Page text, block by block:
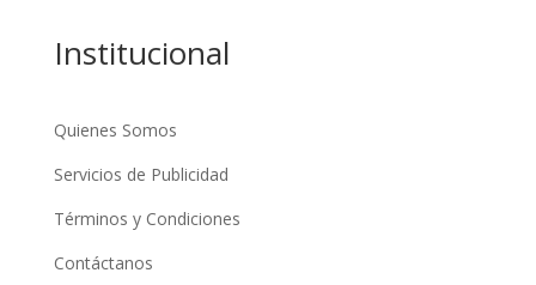
Institucional
Quienes Somos
Servicios de Publicidad
Términos y Condiciones
Contáctanos